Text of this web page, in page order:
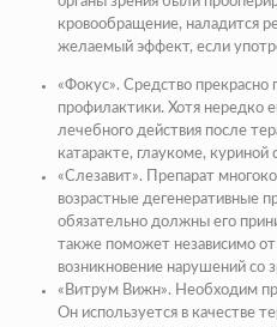
кровообращение, наладится
желаемый эффект, если
«Фокус». Средство прекрасно
профилактики. Хотя нередко
лечебного действия после
катаракте, глаукоме,
«Слезавит». Препарат
возрастные дегенеративные
обязательно должны его
также поможет независимо от
возникновение нарушений со
«Витрум Вижн». Необходим
Он используется в качестве